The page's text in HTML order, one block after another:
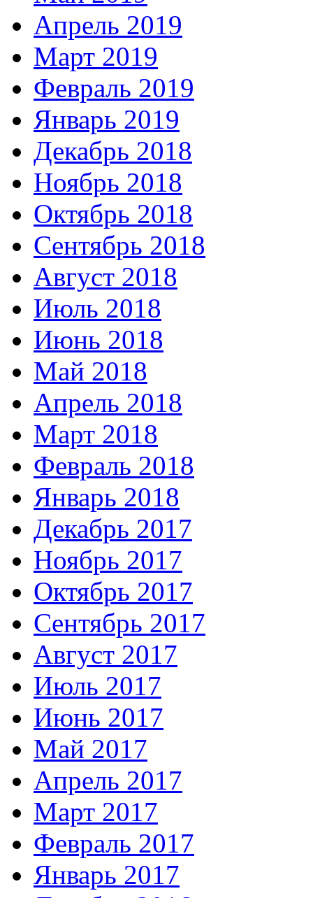
Апрель 2019
Март 2019
Февраль 2019
Январь 2019
Декабрь 2018
Ноябрь 2018
Октябрь 2018
Сентябрь 2018
Август 2018
Июль 2018
Июнь 2018
Май 2018
Апрель 2018
Март 2018
Февраль 2018
Январь 2018
Декабрь 2017
Ноябрь 2017
Октябрь 2017
Сентябрь 2017
Август 2017
Июль 2017
Июнь 2017
Май 2017
Апрель 2017
Март 2017
Февраль 2017
Январь 2017